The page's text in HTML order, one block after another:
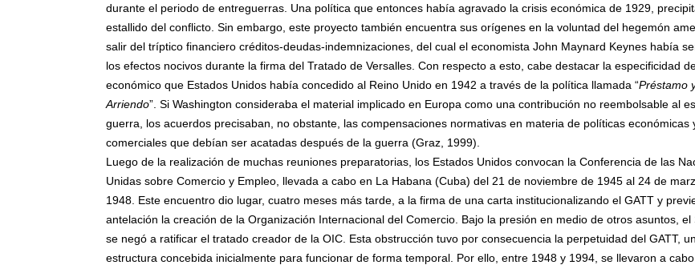
durante el periodo de entreguerras. Una política que entonces había agravado la crisis económica de 1929,
estallido del conflicto. Sin embargo, este proyecto también encuentra sus orígenes en la voluntad del hegemón
salir del tríptico financiero créditos-deudas-indemnizaciones, del cual el economista John Maynard Keynes había
los efectos nocivos durante la firma del Tratado de Versalles. Con respecto a esto, cabe destacar la especificidad
económico que Estados Unidos había concedido al Reino Unido en 1942 a través de la política llamada “Préstamo
Arriendo”. Si Washington consideraba el material implicado en Europa como una contribución no reembolsable al
guerra, los acuerdos precisaban, no obstante, las compensaciones normativas en materia de políticas económicas
comerciales que debían ser acatadas después de la guerra (Graz, 1999).
Luego de la realización de muchas reuniones preparatorias, los Estados Unidos convocan la Conferencia de las
Unidas sobre Comercio y Empleo, llevada a cabo en La Habana (Cuba) del 21 de noviembre de 1945 al 24 de
1948. Este encuentro dio lugar, cuatro meses más tarde, a la firma de una carta institucionalizando el GATT y
antelación la creación de la Organización Internacional del Comercio. Bajo la presión en medio de otros asuntos, el
se negó a ratificar el tratado creador de la OIC. Esta obstrucción tuvo por consecuencia la perpetuidad del GATT,
estructura concebida inicialmente para funcionar de forma temporal. Por ello, entre 1948 y 1994, se llevaron a